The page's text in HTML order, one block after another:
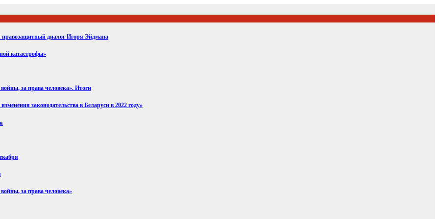
правозащитный диалог Игоря Эйдмана
катастрофы»
за права человека». Итоги
законодательства в Беларуси в 2022 году»
за права человека»